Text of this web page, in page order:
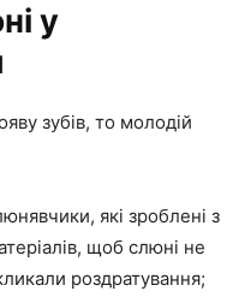
у
зубів, то молодій
які зроблені з
щоб слюні не
роздратування;